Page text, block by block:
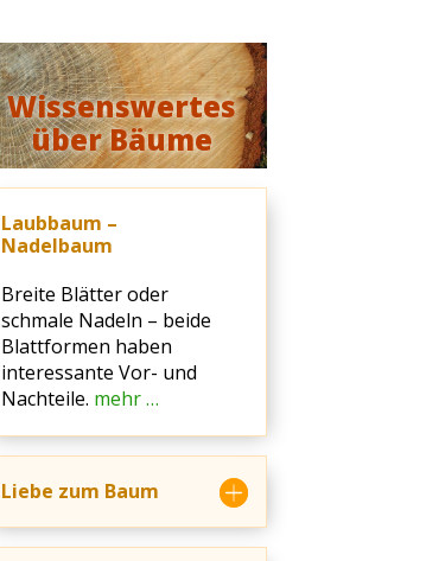
Wissenswertes
über Bäume
Laubbaum –
Nadelbaum
Breite Blätter oder
schmale Nadeln – beide
Blattformen haben
interessante Vor- und
Nachteile. mehr …
Liebe zum Baum